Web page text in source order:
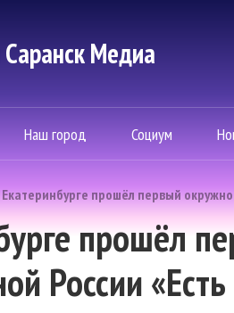
Mедиа
Наш город Социум
прошёл первый
прошёл
России «Есть